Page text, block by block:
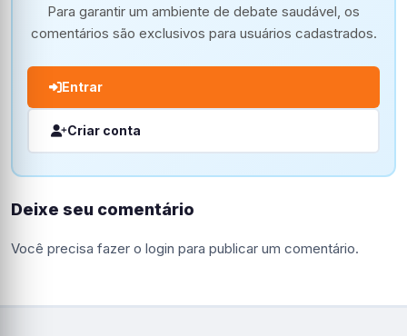
Para garantir um ambiente de debate saudável, os
comentários são exclusivos para usuários cadastrados.
Entrar
Criar conta
Deixe seu comentário
Você precisa fazer o login para publicar um comentário.